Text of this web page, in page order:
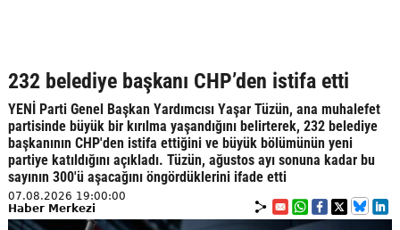
232 belediye başkanı CHP’den istifa etti
YENİ Parti Genel Başkan Yardımcısı Yaşar Tüzün, ana muhalefet
partisinde büyük bir kırılma yaşandığını belirterek, 232 belediye
başkanının CHP'den istifa ettiğini ve büyük bölümünün yeni
partiye katıldığını açıkladı. Tüzün, ağustos ayı sonuna kadar bu
sayının 300'ü aşacağını öngördüklerini ifade etti
07.08.2026 19:00:00
Haber Merkezi